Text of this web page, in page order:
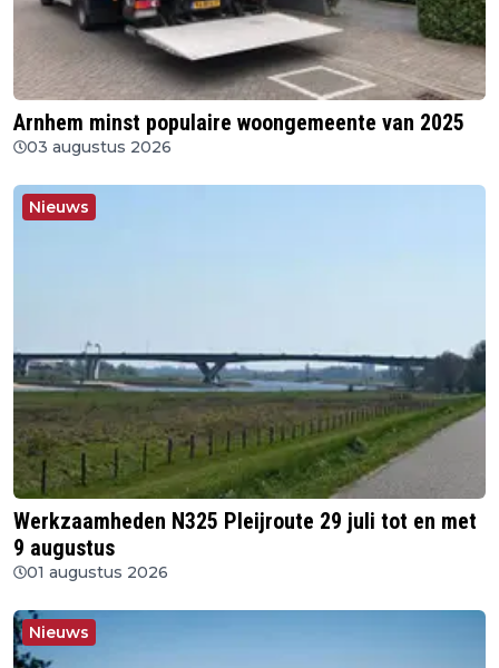
Arnhem minst populaire woongemeente van 2025
03 augustus 2026
Nieuws
Werkzaamheden N325 Pleijroute 29 juli tot en met
9 augustus
01 augustus 2026
Nieuws